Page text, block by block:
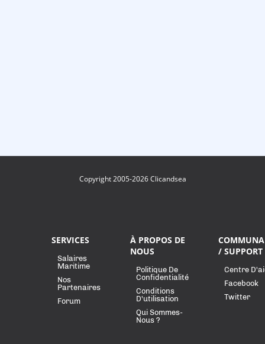
Copyright 2005-2026 Clicandsea
SERVICES
Salaires
Maritime
Nos
Partenaires
Forum
À PROPOS DE
NOUS
Politique De
Confidentialité
Conditions
D'utilisation
Qui Sommes-
Nous ?
/ SUPPORT
Centre
Facebook
Twitter